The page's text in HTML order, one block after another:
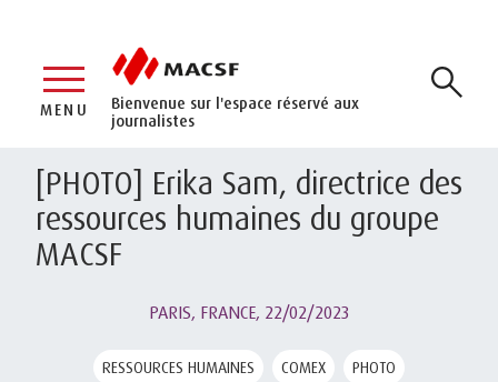
Bienvenue sur l'espace réservé aux
journalistes
MENU
[PHOTO] Erika Sam, directrice des
ressources humaines du groupe
MACSF
PARIS, FRANCE, 22/02/2023
RESSOURCES HUMAINES COMEX PHOTO